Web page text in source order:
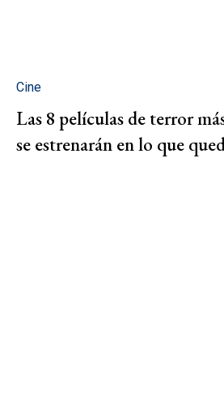
Cine
Las 8 películas de terror
se estrenarán en lo que